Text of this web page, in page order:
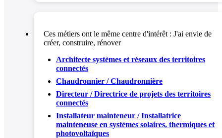
Ces métiers ont le même centre d'intérêt : J'ai envie de
créer, construire, rénover
Architecte systèmes et réseaux des territoires
connectés
Chaudronnier / Chaudronnière
Directeur / Directrice de projets des territoires
connectés
Installateur mainteneur / Installatrice
mainteneuse en systèmes solaires, thermiques et
photovoltaïques